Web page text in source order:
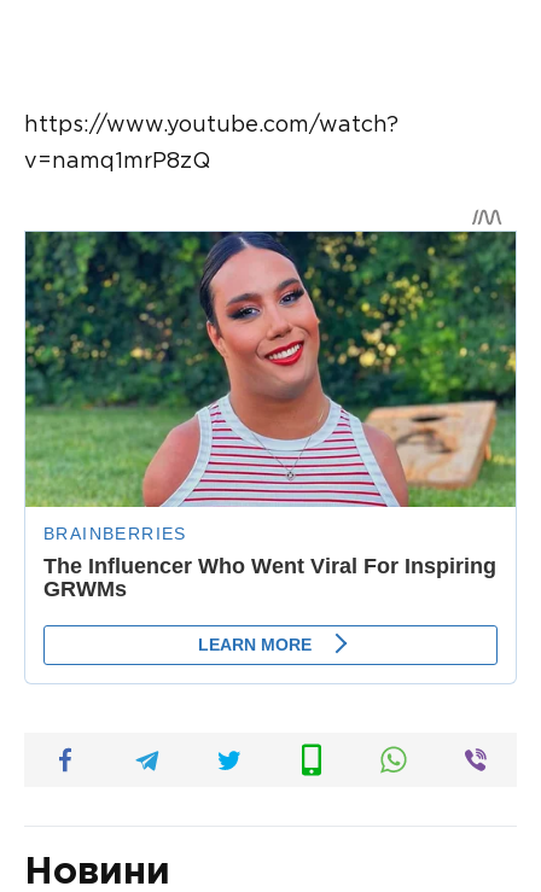
https://www.youtube.com/watch?
v=namq1mrP8zQ
Новини